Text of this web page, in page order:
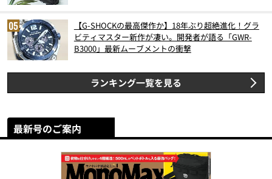
【G-SHOCKの最高傑作か】18年ぶり超絶進化！グラ
ビティマスター新作が凄い。開発者が語る「GWR-
B3000」最新ムーブメントの衝撃
ランキング一覧を見る
最新号のご案内